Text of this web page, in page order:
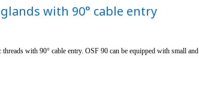
with 90° cable entry
with 90° cable entry. OSF 90 can be equipped with small